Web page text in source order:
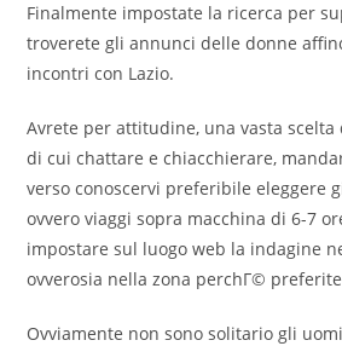
Finalmente impostate la ricerca per
troverete gli annunci delle donne
incontri con Lazio.
Avrete per attitudine, una vasta
di cui chattare e chiacchierare,
verso conoscervi preferibile eleggere
ovvero viaggi sopra macchina di 6-7
impostare sul luogo web la indagine
ovverosia nella zona perchГ©
Ovviamente non sono solitario gli